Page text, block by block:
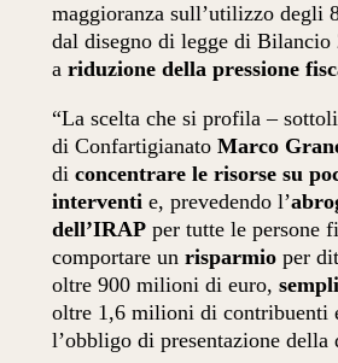
maggioranza sull’utilizzo degli
dal disegno di legge di Bilancio
ariduzione della pressione
“La scelta che si profila –
di ConfartigianatoMarco
diconcentrare le risorse su
interventi e, prevedendo l’
dell’IRAP per tutte le persone
comportare unrisparmio per
oltre 900 milioni di euro,
oltre 1,6 milioni di contribuenti
l’obbligo di presentazione della